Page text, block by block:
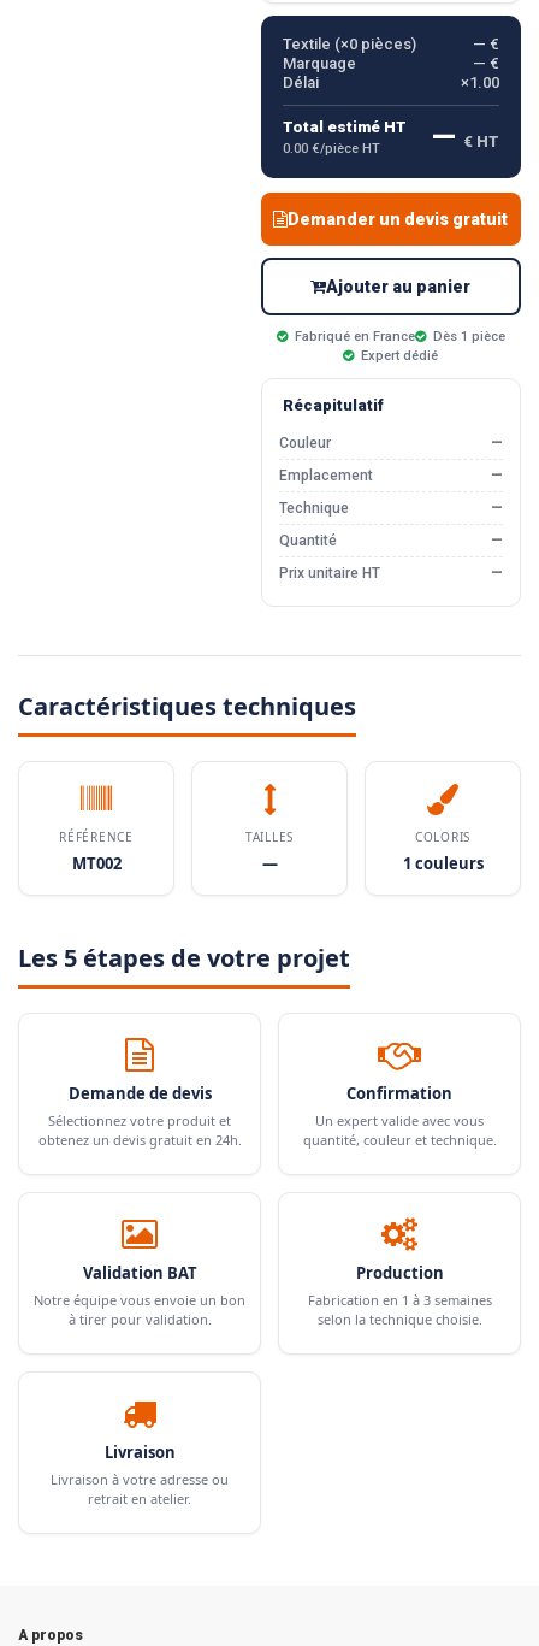
Textile (×0pièces)
— €
Marquage
— €
Délai
×1.00
Total estimé HT
0.00 €/pièce HT — € HT
Demander un devis gratuit
Ajouter au panier
Fabriqué en France
Dès 1 pièce
Expert dédié
Récapitulatif
Couleur
—
Emplacement
—
Technique
—
Quantité
—
Prix unitaire HT
—
Caractéristiques techniques
RÉFÉRENCE
MT002
TAILLES
—
COLORIS
1 couleurs
Les 5 étapes de votre projet
Demande de devis
Sélectionnez votre produit et
obtenez un devis gratuit en 24h.
Confirmation
Un expert valide avec vous
quantité, couleur et technique.
Validation BAT
Notre équipe vous envoie un bon
à tirer pour validation.
Production
Fabrication en 1 à 3 semaines
selon la technique choisie.
Livraison
Livraison à votre adresse ou
retrait en atelier.
A propos